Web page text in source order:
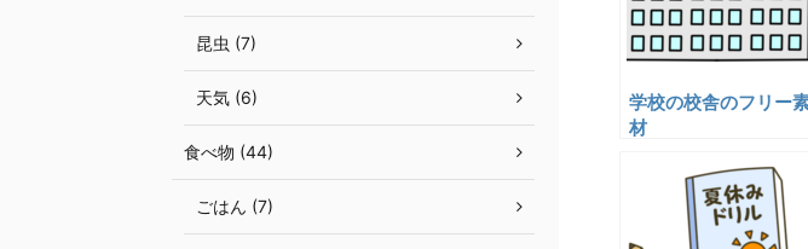
学校の校舎のフリー
材
昆虫 (7)
天気 (6)
食べ物 (44)
ごはん (7)